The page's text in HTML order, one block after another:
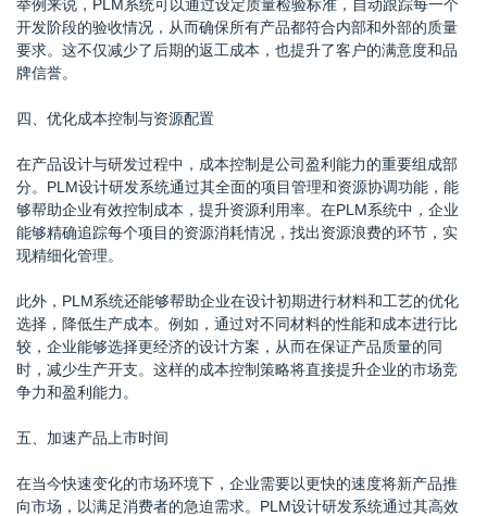
举例来说，PLM系统可以通过设定质量检验标准，自动跟踪每一个
开发阶段的验收情况，从而确保所有产品都符合内部和外部的质量
要求。这不仅减少了后期的返工成本，也提升了客户的满意度和品
牌信誉。
四、优化成本控制与资源配置
在产品设计与研发过程中，成本控制是公司盈利能力的重要组成部
分。PLM设计研发系统通过其全面的项目管理和资源协调功能，能
够帮助企业有效控制成本，提升资源利用率。在PLM系统中，企业
能够精确追踪每个项目的资源消耗情况，找出资源浪费的环节，实
现精细化管理。
此外，PLM系统还能够帮助企业在设计初期进行材料和工艺的优化
选择，降低生产成本。例如，通过对不同材料的性能和成本进行比
较，企业能够选择更经济的设计方案，从而在保证产品质量的同
时，减少生产开支。这样的成本控制策略将直接提升企业的市场竞
争力和盈利能力。
五、加速产品上市时间
在当今快速变化的市场环境下，企业需要以更快的速度将新产品推
向市场，以满足消费者的急迫需求。PLM设计研发系统通过其高效